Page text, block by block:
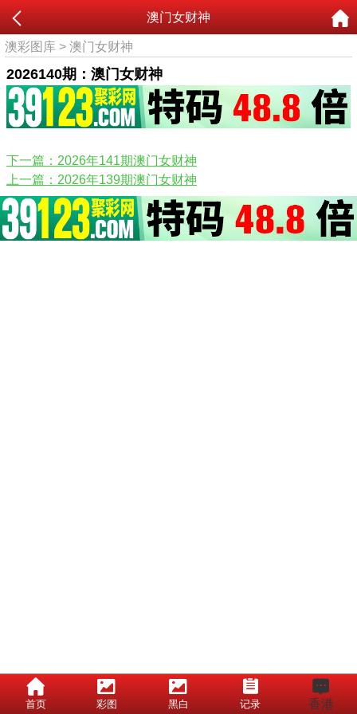
首页 彩图 黑白 记录 香港
澳门女财神
澳彩图库 >澳门女财神
2026140期：澳门女财神
下一篇：2026年141期澳门女财神
上一篇：2026年139期澳门女财神